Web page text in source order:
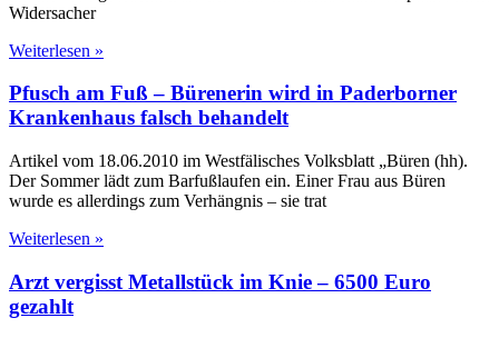
Widersacher
Weiterlesen »
Pfusch am Fuß – Bürenerin wird in Paderborner
Krankenhaus falsch behandelt
Artikel vom 18.06.2010 im Westfälisches Volksblatt „Büren (hh).
Der Sommer lädt zum Barfußlaufen ein. Einer Frau aus Büren
wurde es allerdings zum Verhängnis – sie trat
Weiterlesen »
Arzt vergisst Metallstück im Knie – 6500 Euro
gezahlt